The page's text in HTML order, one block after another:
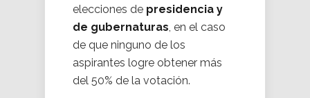
elecciones de presidencia y
de gubernaturas, en el caso
de que ninguno de los
aspirantes logre obtener más
del 50% de la votación.